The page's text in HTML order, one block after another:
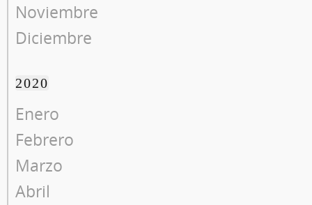
Noviembre
Diciembre
2020
Enero
Febrero
Marzo
Abril